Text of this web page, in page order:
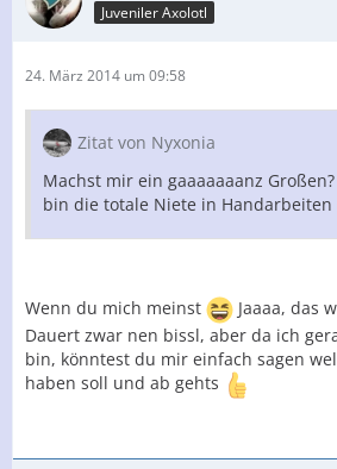
Juveniler Axolotl
24. März 2014 um 09:58
Zitat von Nyxonia
Machst mir ein gaaaaaaanz
bin die totale Niete in Handarbeiten
Wenn du mich meinst
Jaaaa, das
Dauert zwar nen bissl, aber da ich
bin, könntest du mir einfach sagen
haben soll und ab gehts